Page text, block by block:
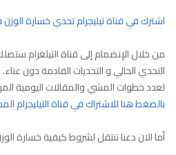
اشترك في قناة تيليجرام تحدي خسارة الوزن
من خلال الإنضمام إلى قناة التيلغرام
التحدي الحالي و التحديات القادمة دون
لعدد خطوات المشي والمقالات اليومية
بالضغط هنا للاشتراك في قناة التيليجرام
أما الان دعنا ننتقل لشروط كيفية خسارة